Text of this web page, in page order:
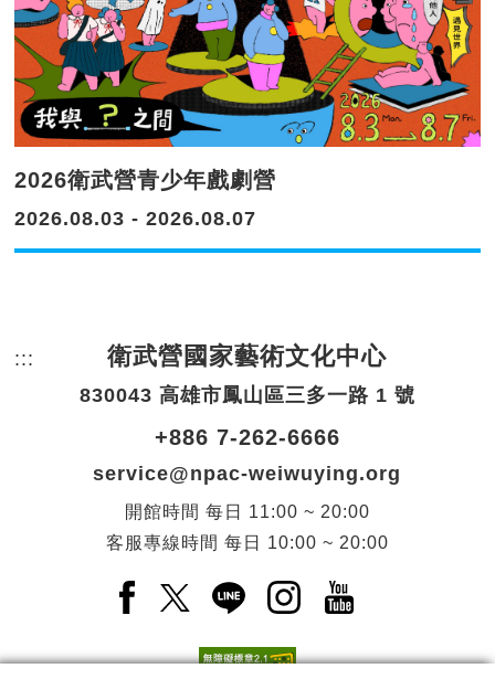
2026衛武營青少年戲劇營
2026.08.03 - 2026.08.07
::: 頁尾網站資訊。
衛武營國家藝術文化中心
830043 高雄市鳳山區三多一路 1 號
+886 7-262-6666
service@npac-weiwuying.org
開館時間 每日
11:00 ~ 20:00
客服專線時間 每日 10:00 ~ 20:00
Facebook(另開新視窗)
X(另開新視窗)
LINE(另開新視窗)
Instagram(另開新視
YouTube(另開